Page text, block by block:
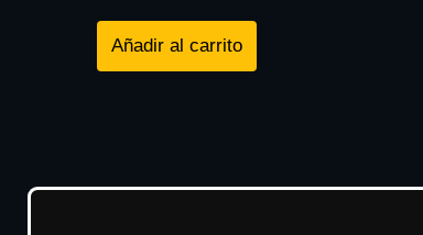
Añadir al carrito